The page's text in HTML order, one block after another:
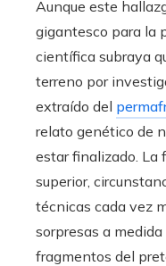
Aunque este
gigantesco para la
científica subraya
terreno por
extraído del
relato genético de
estar finalizado. La
superior,
técnicas cada vez
sorpresas a
fragmentos del